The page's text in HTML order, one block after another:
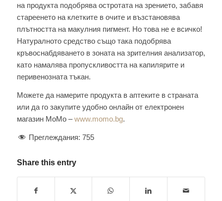
на продукта подобрява остротата на зрението, забавя
стареенето на клетките в очите и възстановява
плътността на макулния пигмент. Но това не е всичко!
Натуралното средство също така подобрява
кръвоснабдяването в зоната на зрителния анализатор,
като намалява пропускливостта на капилярите и
перивенозната тъкан.
Можете да намерите продукта в аптеките в страната
или да го закупите удобно онлайн от електронен
магазин МоМо –www.momo.bg.
Преглеждания: 755
Share this entry